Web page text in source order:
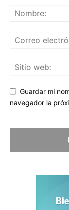
Guardar mi
navegador la